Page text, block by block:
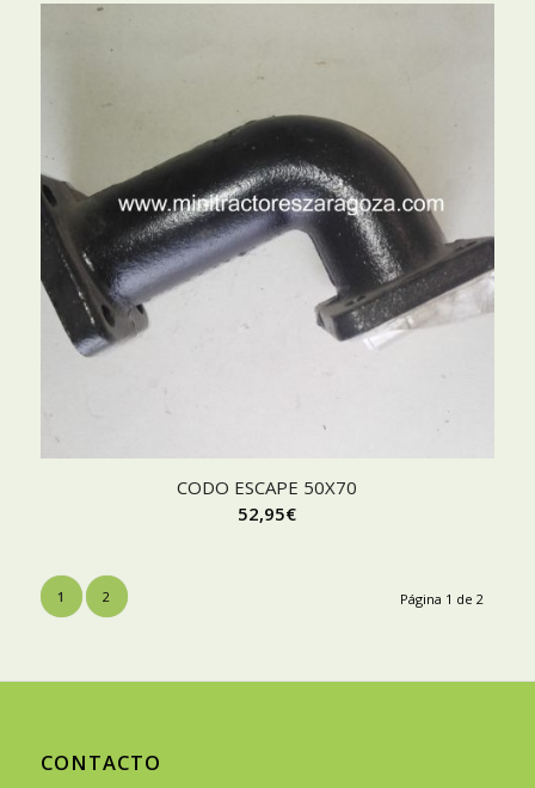
CODO ESCAPE 50X70
52,95€
Página 1 de 2
1 2
CONTACTO